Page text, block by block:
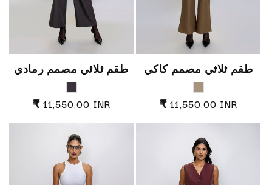
طقم ثلاثي مصمم رمادي
Charcoal Grey
السعر العادي
₹ 11,550.00 INR
طقم ثلاثي مصمم كاكي
Taupe Brown
السعر العادي
₹ 11,550.00 INR